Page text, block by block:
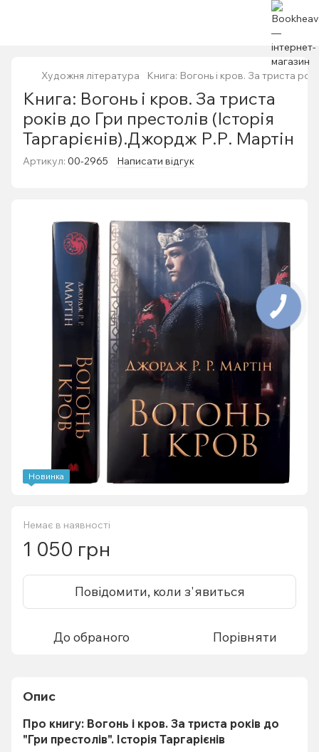
Художня література Книга: Вогонь і кров. За триста
Книга: Вогонь і кров. За триста
років до Гри престолів (Історія
Таргарієнів).Джордж Р.Р. Мартін
Артикул: 00-2965 Написати відгук
Новинка
Немає в наявності
1 050 грн
Повідомити, коли з'явиться
До обраного Порівняти
Опис
Про книгу: Вогонь і кров. За триста років до
"Гри престолів". Історія Таргарієнів